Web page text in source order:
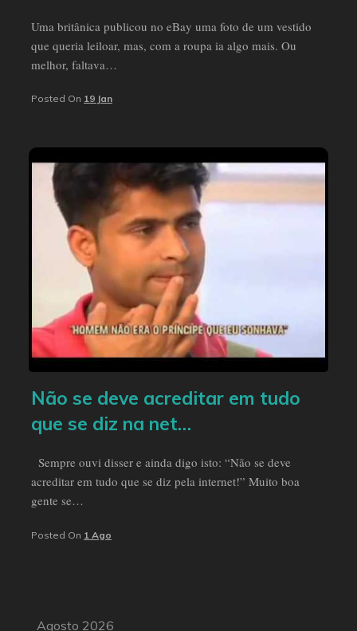
Uma britânica publicou no eBay uma foto de um vestido
que queria leiloar, mas, com a roupa ia algo mais. Ou
melhor, faltava…
Posted On 19 Jan
Não se deve acreditar em tudo
que se diz na net…
Sempre ouvi disser e ainda digo isto: “Não se deve
acreditar em tudo que se diz pela internet!” Muito boa
gente se…
Posted On 1 Ago
Agosto 2026